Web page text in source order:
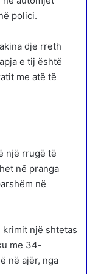
polici.
dje rreth
e tij është
me atë të
një rrugë të
në pranga
në
një shtetas
me 34-
në ajër, nga